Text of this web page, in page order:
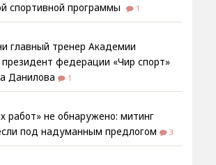
спортивной программы
1
главный тренер Академии
федерации «Чир спорт»
Данилова
1
работ» не обнаружено: митинг
под надуманным предлогом
3